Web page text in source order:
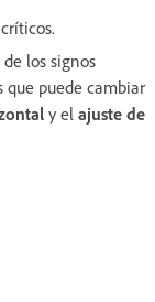
los signos
que puede cambiar
y el ajuste de